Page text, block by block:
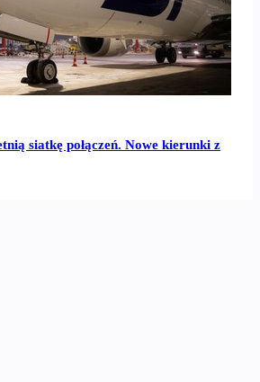
siatkę połączeń. Nowe kierunki z